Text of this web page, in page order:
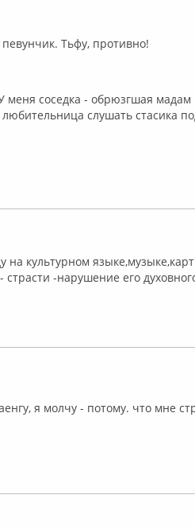
Тьфу, противно!
соседка - обрюзгшая мадам
любительница слушать стасика
культурном
страсти -нарушение его
я молчу - потому. что мне